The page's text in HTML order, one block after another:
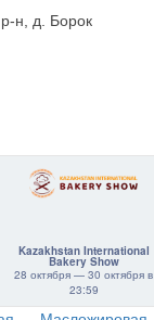
н, д. Борок
Kazakhstan International
Bakery Show
28 октября — 30 октября в
23:59